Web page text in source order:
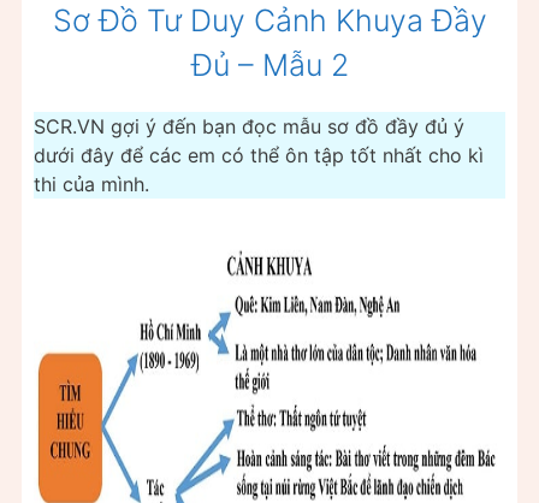
Sơ Đồ Tư Duy Cảnh Khuya Đầy
Đủ – Mẫu 2
SCR.VN gợi ý đến bạn đọc mẫu sơ đồ đầy đủ ý
dưới đây để các em có thể ôn tập tốt nhất cho kì
thi của mình.